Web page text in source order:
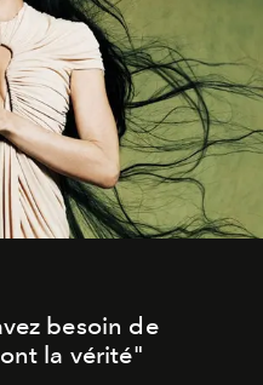
besoin de
la vérité"